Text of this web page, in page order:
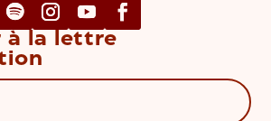
à la lettre